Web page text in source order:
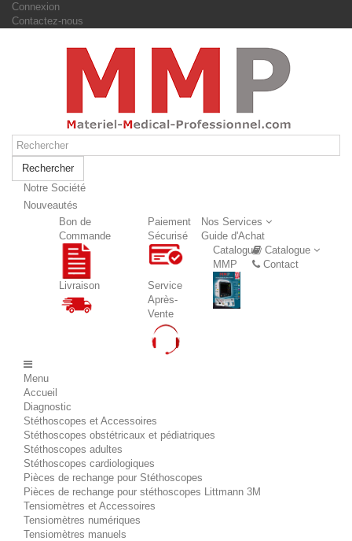
Connexion
Contactez-nous
Rechercher
Notre Société
Nouveautés
Nos Services
Bon de
Commande
Paiement
Sécurisé
Livraison
Service
Après-
Vente
Guide d'Achat
Catalogue
Catalogue
MMP
Contact
Menu
Accueil
Diagnostic
Stéthoscopes et Accessoires
Stéthoscopes obstétricaux et pédiatriques
Stéthoscopes adultes
Stéthoscopes cardiologiques
Pièces de rechange pour Stéthoscopes
Pièces de rechange pour stéthoscopes Littmann 3M
Tensiomètres et Accessoires
Tensiomètres numériques
Tensiomètres manuels